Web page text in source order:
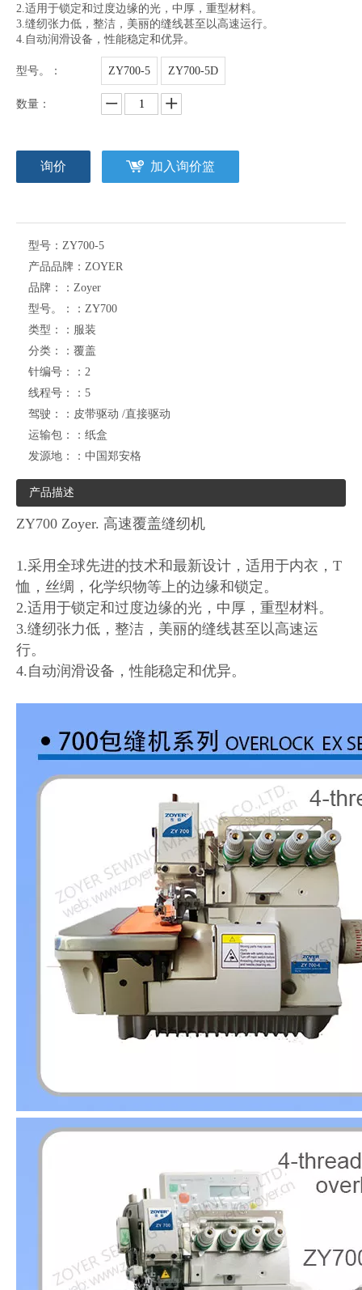
2.适用于锁定和过度边缘的光，中厚，重型材料。
3.缝纫张力低，整洁，美丽的缝线甚至以高速运行。
4.自动润滑设备，性能稳定和优异。
型号。： ZY700-5 ZY700-5D
数量：
询价 加入询价篮
型号： ZY700-5
产品品牌： ZOYER
品牌：： Zoyer
型号。：： ZY700
类型：： 服装
分类：： 覆盖
针编号：： 2
线程号：： 5
驾驶：： 皮带驱动 /直接驱动
运输包：： 纸盒
发源地：： 中国郑安格
产品描述
ZY700 Zoyer. 高速覆盖缝纫机
1.采用全球先进的技术和最新设计，适用于内衣，T
恤，丝绸，化学织物等上的边缘和锁定。
2.适用于锁定和过度边缘的光，中厚，重型材料。
3.缝纫张力低，整洁，美丽的缝线甚至以高速运
行。
4.自动润滑设备，性能稳定和优异。